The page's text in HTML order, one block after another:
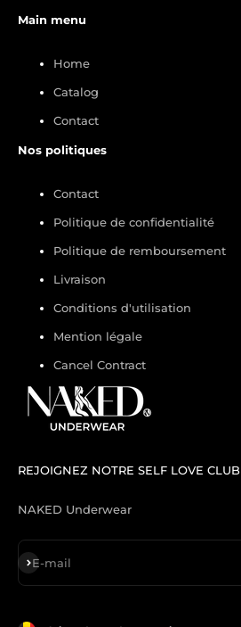
Main menu
Home
Catalog
Contact
Nos politiques
Contact
Politique de confidentialité
Politique de remboursement
Livraison
Conditions d'utilisation
Mention légale
Cancel Contract
REJOIGNEZ NOTRE SELF LOVE CLUB
NAKED Underwear
E-mail
S'inscrire